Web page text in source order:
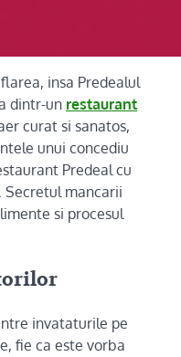
insa Predealul
dintr-un restaurant
curat si sanatos,
unui concediu
Predeal cu
mancarii
si procesul
invataturile pe
fie ca este vorba